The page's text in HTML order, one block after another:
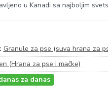
u Kanadi sa najboljim
Granule za pse (suva hrana za
(Hrana za pse i mačke)
za danas